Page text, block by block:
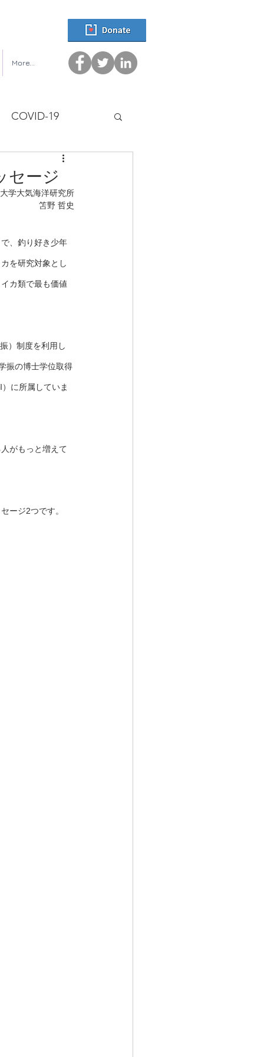
More...
COVID-19
セージ
学大気海洋研究所
笘野 哲史
、釣り好き少年
を研究対象とし
カ類で最も価値
）制度を利用し
振の博士学位取得
に所属していま
がもっと増えて
ージ2つです。